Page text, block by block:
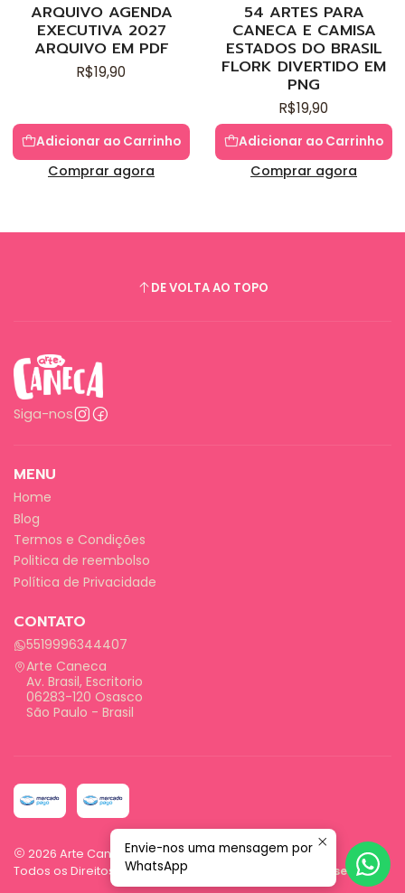
ARQUIVO AGENDA
EXECUTIVA 2027
ARQUIVO EM PDF
R$19,90
Adicionar ao Carrinho
Comprar agora
54 ARTES PARA
CANECA E CAMISA
ESTADOS DO BRASIL
FLORK DIVERTIDO EM
PNG
R$19,90
Adicionar ao Carrinho
Comprar agora
DE VOLTA AO TOPO
Siga-nos
MENU
Home
Blog
Termos e Condições
Politica de reembolso
Política de Privacidade
CONTATO
5519996344407
Arte Caneca
Av. Brasil, Escritorio
06283-120 Osasco
São Paulo - Brasil
2026 Arte Caneca.
Todos os Direitos Reservados.
Com tecnologia Jumpseller.
Envie-nos uma mensagem por
WhatsApp